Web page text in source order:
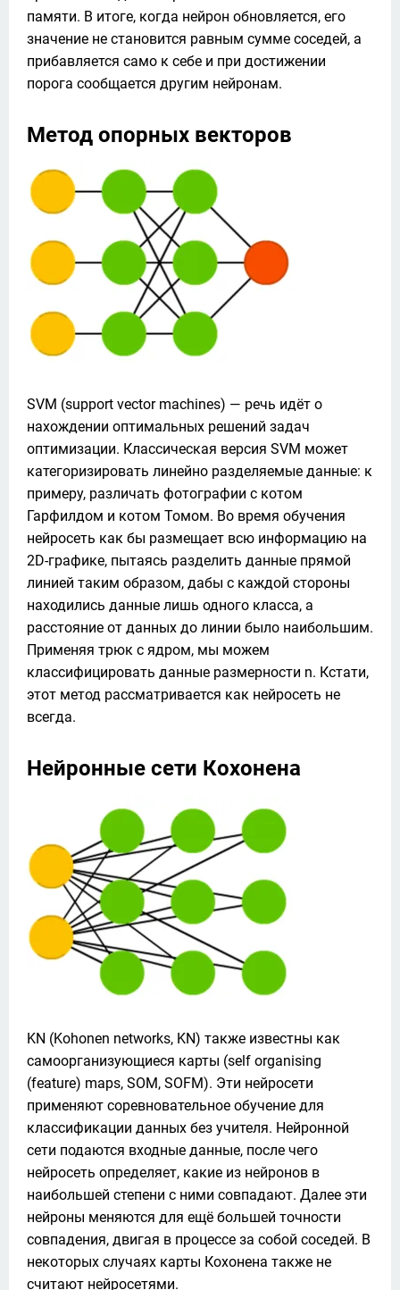
памяти. В итоге, когда нейрон обновляется, его
значение не становится равным сумме соседей, а
прибавляется само к себе и при достижении
порога сообщается другим нейронам.
Метод опорных векторов
SVM (support vector machines) — речь идёт о
нахождении оптимальных решений задач
оптимизации. Классическая версия SVM может
категоризировать линейно разделяемые данные: к
примеру, различать фотографии с котом
Гарфилдом и котом Томом. Во время обучения
нейросеть как бы размещает всю информацию на
2D-графике, пытаясь разделить данные прямой
линией таким образом, дабы с каждой стороны
находились данные лишь одного класса, а
расстояние от данных до линии было наибольшим.
Применяя трюк с ядром, мы можем
классифицировать данные размерности n. Кстати,
этот метод рассматривается как нейросеть не
всегда.
Нейронные сети Кохонена
KN (Kohonen networks, KN) также известны как
самоорганизующиеся карты (self organising
(feature) maps, SOM, SOFM). Эти нейросети
применяют соревновательное обучение для
классификации данных без учителя. Нейронной
сети подаются входные данные, после чего
нейросеть определяет, какие из нейронов в
наибольшей степени с ними совпадают. Далее эти
нейроны меняются для ещё большей точности
совпадения, двигая в процессе за собой соседей. В
некоторых случаях карты Кохонена также не
считают нейросетями.